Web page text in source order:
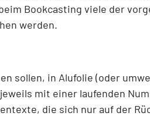
Bookcasting viele der
werden.
sollen, in Alufolie (oder
mit einer laufenden
die sich nur auf der